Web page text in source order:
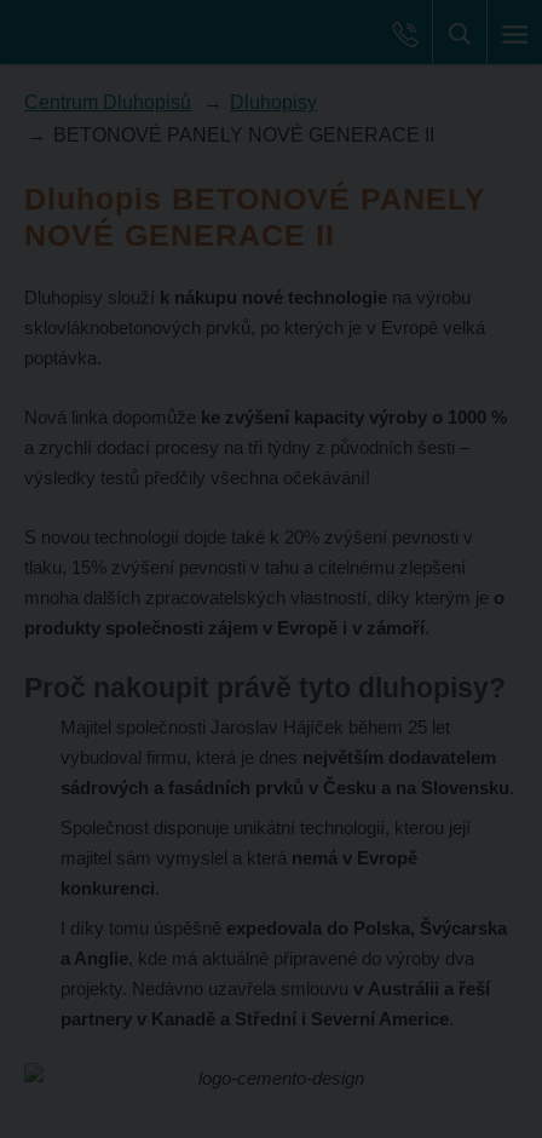
Centrum Dluhopisů
Dluhopisy
BETONOVÉ PANELY NOVÉ GENERACE II
Dluhopis BETONOVÉ PANELY
NOVÉ GENERACE II
Dluhopisy slouží k nákupu nové technologie na výrobu
sklovláknobetonových prvků, po kterých je v Evropě velká
poptávka.
Nová linka dopomůže ke zvýšení kapacity výroby o 1000 %
a zrychlí dodací procesy na tři týdny z původních šesti –
výsledky testů předčily všechna očekávání!
S novou technologií dojde také k 20% zvýšení pevnosti v
tlaku, 15% zvýšení pevnosti v tahu a citelnému zlepšení
mnoha dalších zpracovatelských vlastností, díky kterým je o
produkty společnosti zájem v Evropě i v zámoří.
Proč nakoupit právě tyto dluhopisy?
Majitel společnosti Jaroslav Hájíček během 25 let
vybudoval firmu, která je dnes největším dodavatelem
sádrových a fasádních prvků v Česku a na Slovensku.
Společnost disponuje unikátní technologií, kterou její
majitel sám vymyslel a která nemá v Evropě
konkurenci.
I díky tomu úspěšně expedovala do Polska, Švýcarska
a Anglie, kde má aktuálně připravené do výroby dva
projekty. Nedávno uzavřela smlouvu v Austrálii a řeší
partnery v Kanadě a Střední i Severní Americe.